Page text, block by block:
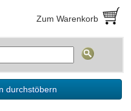
Zum Warenkorb
durchstöbern